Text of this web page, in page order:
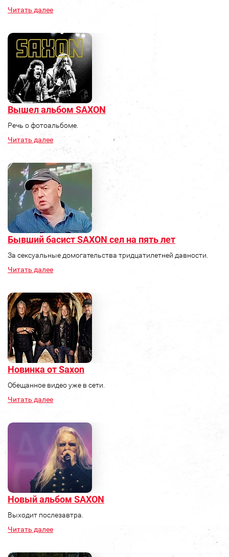
Читать далее
Вышел альбом SAXON
Речь о фотоальбоме.
Читать далее
Бывший басист SAXON сел на пять лет
За сексуальные домогательства тридцатилетней давности.
Читать далее
Новинка от Saxon
Обещанное видео уже в сети.
Читать далее
Новый альбом SAXON
Выходит послезавтра.
Читать далее